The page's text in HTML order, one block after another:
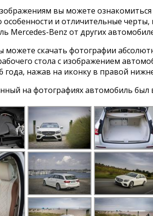
вы можете
особенности и отличительные
Mercedes-Benz от других
можете скачать фотографии
стола с изображением
года, нажав на иконку в правой
на фотографиях автомобиль был